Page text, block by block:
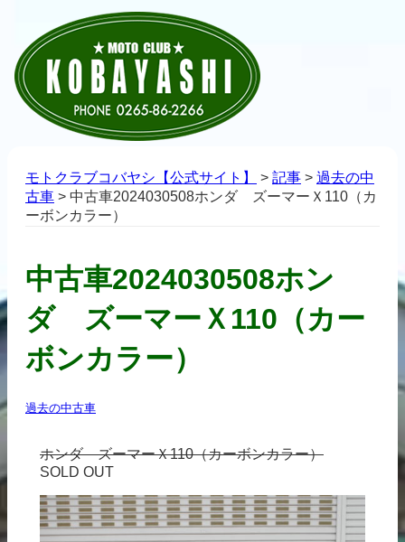
モトクラブコバヤシ【公式サイト】 > 記事 > 過去の中
古車 > 中古車2024030508ホンダ ズーマーＸ110（カ
ーボンカラー）
中古車2024030508ホン
ダ ズーマーＸ110（カー
ボンカラー）
過去の中古車
ホンダ ズーマーＸ110（カーボンカラー）
SOLD OUT